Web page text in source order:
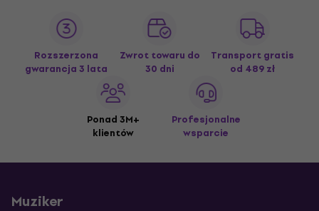
Rozszerzona
gwarancja 3 lata
Zwrot towaru do
30 dni
Transport gratis
od 489 zł
Ponad 3M+
klientów
Profesjonalne
wsparcie
Muziker